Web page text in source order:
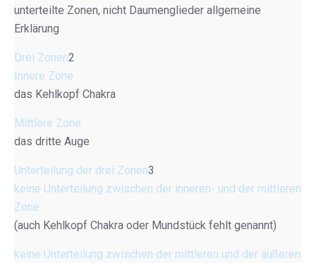
unterteilte Zonen, nicht Daumenglieder allgemeine
Erklärung
Drei Zonen2
Innere Zone
das Kehlkopf Chakra
Mittlere Zone
das dritte Auge
Unterteilung der drei Zonen3
keine Unterteilung zwischen der inneren- und der mittleren
Zone
(auch Kehlkopf Chakra oder Mundstück fehlt genannt)
keine Unterteilung zwischen der mittleren und der äußeren